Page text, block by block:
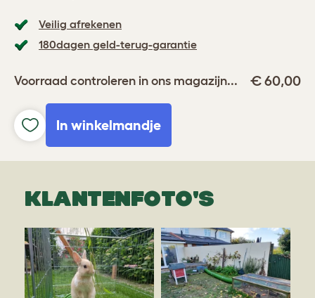
Veilig afrekenen
180dagen geld-terug-garantie
Voorraad controleren in ons magazijn... € 60,00
In winkelmandje
KLANTENFOTO'S